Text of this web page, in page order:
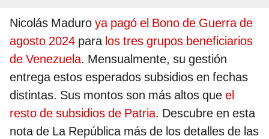
Nicolás Maduro ya pagó el Bono de Guerra de
agosto 2024 para los tres grupos beneficiarios
de Venezuela. Mensualmente, su gestión
entrega estos esperados subsidios en fechas
distintas. Sus montos son más altos que el
resto de subsidios de Patria. Descubre en esta
nota de La República más de los detalles de las